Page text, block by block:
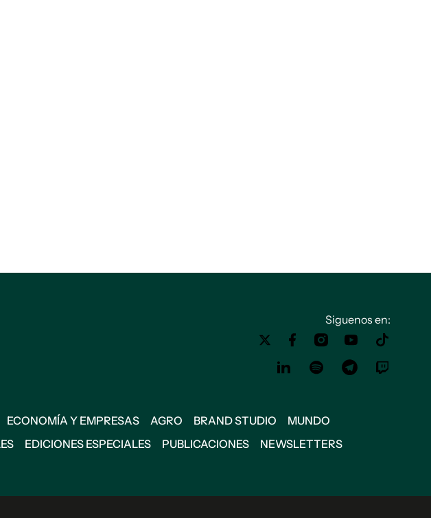
Siguenos en:
ECONOMÍA Y EMPRESAS AGRO BRAND STUDIO
MUNDO
EDICIONES ESPECIALES PUBLICACIONES
NEWSLETTERS